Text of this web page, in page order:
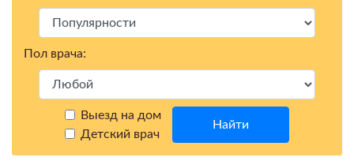
Пол врача:
Выезд на дом
Детский врач
Найти